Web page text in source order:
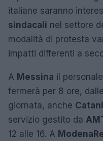
italiane saranno
sindacali nel settore
modalità di protesta
impatti differenti a
A Messina il
fermerà per 8 ore,
giornata, anche
servizio gestito da
12 alle 16. A Modena